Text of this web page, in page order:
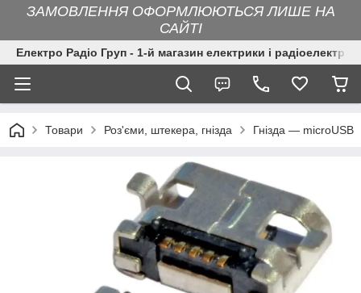
ЗАМОВЛЕННЯ ОФОРМЛЮЮТЬСЯ ЛИШЕ НА
САЙТІ
Електро Радіо Груп - 1-й магазин електрики і
Товари Роз'єми, штекера, гнізда Гнізда — microUSB